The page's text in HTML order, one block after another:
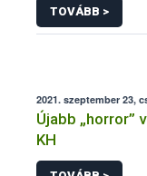
TOVÁBB >
2021. szeptember 23,
Újabb „horror”
KH